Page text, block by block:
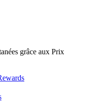
grâce aux Prix